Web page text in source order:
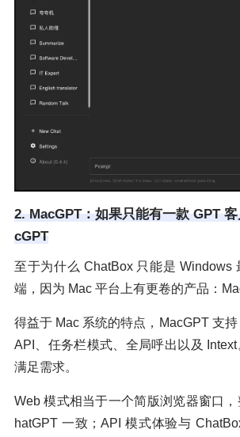
2. MacGPT：如果只能有一款 GPT
cGPT
至于为什么 ChatBox 只能是 Windows
端，因为 Mac 平台上有更卷的产品：
得益于 Mac 系统的特点，MacGPT 支持
API、任务栏模式、全局呼出以及
满足需求。
Web 模式相当于一个简版浏览器窗口
hatGPT 一致；API 模式体验与